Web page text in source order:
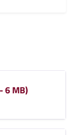
6 MB)